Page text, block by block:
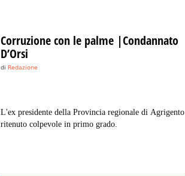
Corruzione con le palme |Condannato
D’Orsi
di Redazione
L'ex presidente della Provincia regionale di Agrigento
ritenuto colpevole in primo grado.